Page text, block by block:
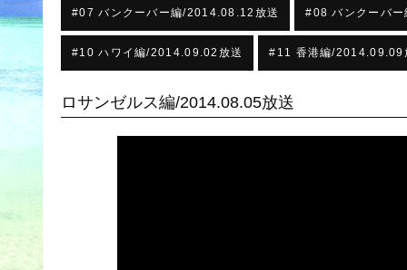
#07 バンクーバー編/2014.08.12放送 #08 バンクーバ
#10 ハワイ編/2014.09.02放送 #11 香港編/2014.09.09
ロサンゼルス編/2014.08.05放送